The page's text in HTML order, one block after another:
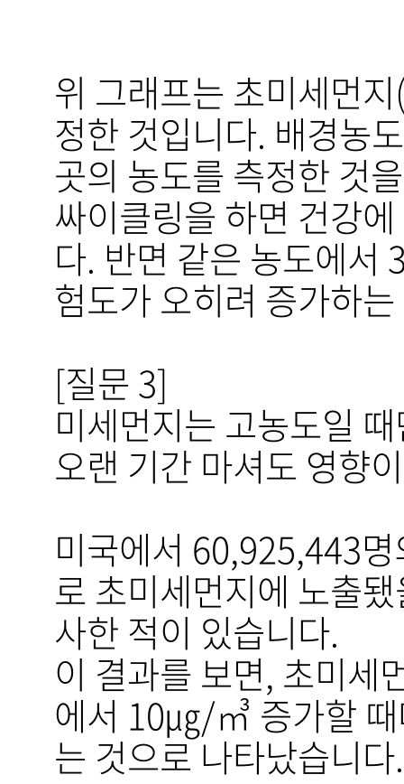
위 그래프는 초미세먼
정한 것입니다. 배경농
곳의 농도를 측정한 것
싸이클링을 하면 건강
다. 반면 같은 농도에서
험도가 오히려 증가하
[질문 3]
미세먼지는 고농도일
오랜 기간 마셔도 영향
미국에서 60,925,443
로 초미세먼지에 노출
사한 적이 있습니다.
이 결과를 보면, 초미
에서 10㎍/㎥ 증가할
는 것으로 나타났습니다.